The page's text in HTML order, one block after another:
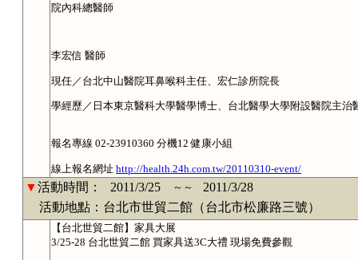
院內科總醫師
李宏信 醫師
現任／台北中山醫院耳鼻喉科主任、宏仁診所院長
學經歷／日本東京醫科大學醫學博士、台北醫學大學附設醫院主
報名專線 02-23910360 分機12 健康小組
線上報名網址 http://health.24h.com.tw/20110310-event/
▼活動時間： 2011/3/25 ～～
2011/3/28
活動地點：台北市世貿二館（台北市松廉路三號）
【台北世貿二館】家具大展
3/25-28 台北世貿二館 買家具送3C大禮 現場免費參觀